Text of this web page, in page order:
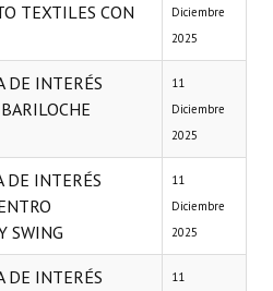
TEXTILES CON
Diciembre
2025
DE INTERÉS
11
Diciembre
2025
INTERÉS
SWING
11
Diciembre
2025
DE INTERÉS
11